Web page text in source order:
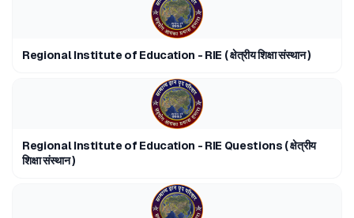
Regional Institute of Education - RIE ( क्षेत्रीय शिक्षा संस्थान )
Regional Institute of Education - RIE Questions ( क्षेत्रीय
शिक्षा संस्थान )